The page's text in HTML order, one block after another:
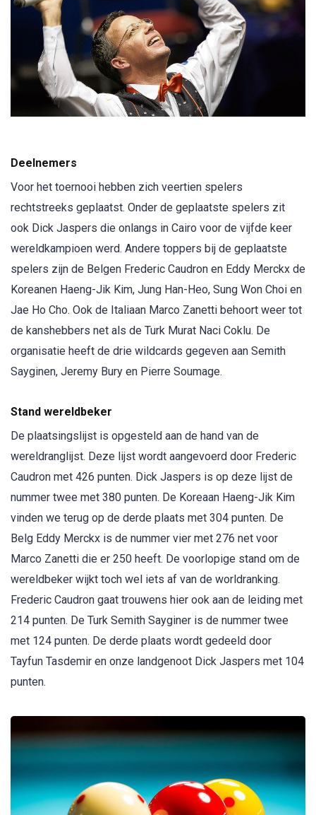
Deelnemers
Voor het toernooi hebben zich veertien spelers
rechtstreeks geplaatst. Onder de geplaatste spelers zit
ook Dick Jaspers die onlangs in Cairo voor de vijfde keer
wereldkampioen werd. Andere toppers bij de geplaatste
spelers zijn de Belgen Frederic Caudron en Eddy Merckx de
Koreanen Haeng-Jik Kim, Jung Han-Heo, Sung Won Choi en
Jae Ho Cho. Ook de Italiaan Marco Zanetti behoort weer tot
de kanshebbers net als de Turk Murat Naci Coklu. De
organisatie heeft de drie wildcards gegeven aan Semith
Sayginen, Jeremy Bury en Pierre Soumage.
Stand wereldbeker
De plaatsingslijst is opgesteld aan de hand van de
wereldranglijst. Deze lijst wordt aangevoerd door Frederic
Caudron met 426 punten. Dick Jaspers is op deze lijst de
nummer twee met 380 punten. De Koreaan Haeng-Jik Kim
vinden we terug op de derde plaats met 304 punten. De
Belg Eddy Merckx is de nummer vier met 276 net voor
Marco Zanetti die er 250 heeft. De voorlopige stand om de
wereldbeker wijkt toch wel iets af van de worldranking.
Frederic Caudron gaat trouwens hier ook aan de leiding met
214 punten. De Turk Semith Sayginer is de nummer twee
met 124 punten. De derde plaats wordt gedeeld door
Tayfun Tasdemir en onze landgenoot Dick Jaspers met 104
punten.